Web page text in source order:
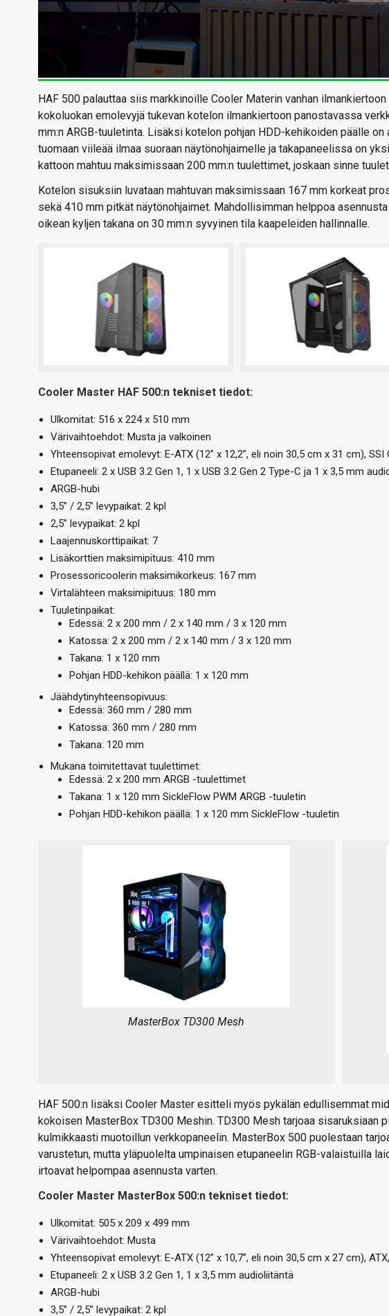
HAF 500 palauttaa siis markkinoille Cooler Materin vanhan
kokoluokan emolevyjä tukevan kotelon ilmankiertoon panostavassa
mm:n ARGB-tuuletinta. Lisäksi kotelon pohjan HDD-kehikoiden päälle
tuomaan viileää ilmaa suoraan näytönohjaimelle ja takapaneelissa on
kattoon mahtuu maksimissaan 200 mm:n tuulettimet, joskaan sinne
Kotelon sisuksiin luvataan mahtuvan maksimissaan 167 mm korkeat
sekä 410 mm pitkät näytönohjaimet. Mahdollisimman helppoa
oikean kyljen takana on 30 mm:n syvyinen tila kaapeleiden hallinnalle.
Cooler Master HAF 500:n tekniset tiedot:
Ulkomitat: 516 x 224 x 510 mm
Värivaihtoehdot: Musta ja valkoinen
Yhteensopivat emolevyt: E-ATX (12” x 12,2”, eli noin 30,5 cm x 31 cm), SSI
Etupaneeli: 2 x USB 3.2 Gen 1, 1 x USB 3.2 Gen 2 Type-C ja 1 x 3,5 mm
ARGB-hubi
3,5” / 2,5” levypaikat: 2 kpl
2,5” levypaikat: 2 kpl
Laajennuskorttipaikat: 7
Lisäkorttien maksimipituus: 410 mm
Prosessoricoolerin maksimikorkeus: 167 mm
Virtalähteen maksimipituus: 180 mm
Tuuletinpaikat:
Edessä: 2 x 200 mm / 2 x 140 mm / 3 x 120 mm
Katossa: 2 x 200 mm / 2 x 140 mm / 3 x 120 mm
Takana: 1 x 120 mm
Pohjan HDD-kehikon päällä: 1 x 120 mm
Jäähdytinyhteensopivuus:
Edessä: 360 mm / 280 mm
Katossa: 360 mm / 280 mm
Takana: 120 mm
Mukana toimitettavat tuulettimet:
Edessä: 2 x 200 mm ARGB -tuulettimet
Takana: 1 x 120 mm SickleFlow PWM ARGB -tuuletin
Pohjan HDD-kehikon päällä: 1 x 120 mm SickleFlow -tuuletin
MasterBox TD300 Mesh
HAF 500:n lisäksi Cooler Master esitteli myös pykälän edullisemmat
kokoisen MasterBox TD300 Meshin. TD300 Mesh tarjoaa sisaruksiaan
kulmikkaasti muotoillun verkkopaneelin. MasterBox 500 puolestaan
varustetun, mutta yläpuolelta umpinaisen etupaneelin RGB-valaistuilla
irtoavat helpompaa asennusta varten.
Cooler Master MasterBox 500:n tekniset tiedot:
Ulkomitat: 505 x 209 x 499 mm
Värivaihtoehdot: Musta
Yhteensopivat emolevyt: E-ATX (12” x 10,7”, eli noin 30,5 cm x 27 cm),
Etupaneeli: 2 x USB 3.2 Gen 1, 1 x 3,5 mm audioliitäntä
ARGB-hubi
3,5” / 2,5” levypaikat: 2 kpl